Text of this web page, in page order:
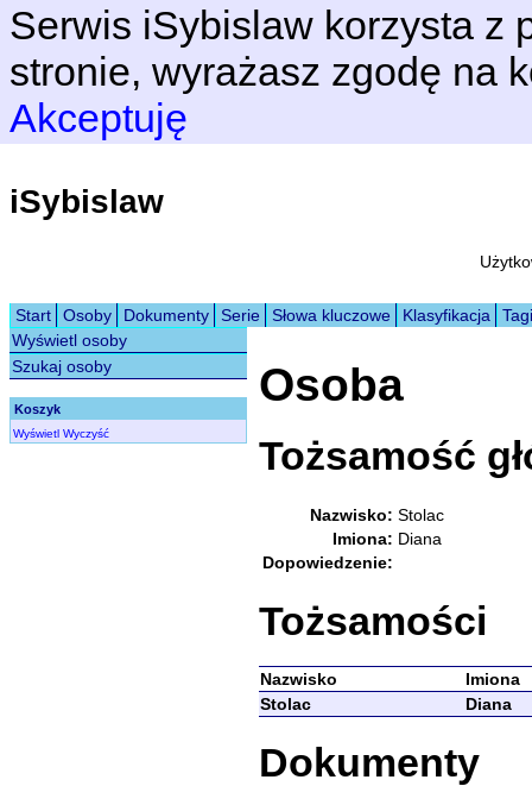
Serwis iSybislaw korzysta z
stronie, wyrażasz zgodę na
Akceptuję
iSybislaw
Start Osoby Dokumenty Serie Słowa kluczowe Klasyfikacja
Tagi
Wyświetl osoby
Szukaj osoby
Koszyk
Wyświetl Wyczyść
Osoba
Tożsamość
Nazwisko: Stolac
Imiona: Diana
Dopowiedzenie:
Tożsamości
Nazwisko
Imiona
Stolac
Diana
Dokumenty